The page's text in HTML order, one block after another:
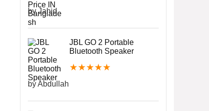
by Jahid
JBL GO 2 Portable
Bluetooth Speaker
★★★★★
by Abdullah